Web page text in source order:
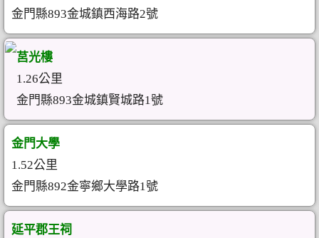
金門縣893金城鎮西海路2號
莒光樓
1.26公里
金門縣893金城鎮賢城路1號
金門大學
1.52公里
金門縣892金寧鄉大學路1號
延平郡王祠